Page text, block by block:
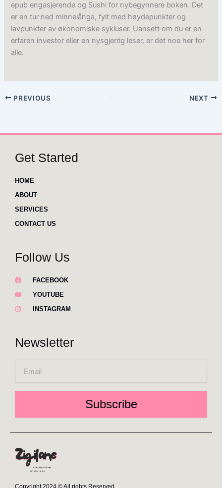
epub engasjerende og Sushi for nybegynnere boken. Det
er en tur ned minnelånga, fylt med høydepunkter og
lavpunkter av økonomiske sykluser. Uansett om du er en
erfaren investor eller en nysgjerrig leser, er det noe her for
alle.
PREVIOUS NEXT
Get Started
HOME
ABOUT
SERVICES
CONTACT US
Follow Us
FACEBOOK
YOUTUBE
INSTAGRAM
Newsletter
Subscribe
Copyright 2024 © All rights Reserved.